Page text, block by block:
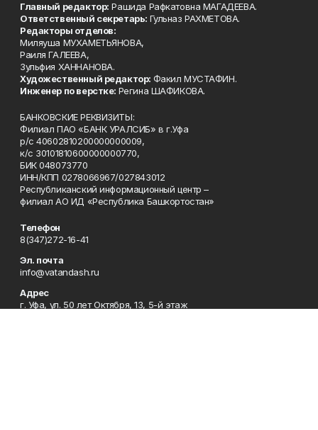
Главный редактор: Рашида Рафкатовна МАГАДЕЕВА.
Ответственный секретарь: Гульназ РАХМЕТОВА.
Редакторы отделов:
Миляуша МУХАМЕТЬЯНОВА,
Раиля ГАЛЕЕВА,
Зульфия ХАННАНОВА.
Художественный редактор: Факил МУСТАФИН.
Инженер по верстке: Регина ШАФИКОВА.
БАНКОВСКИЕ РЕКВИЗИТЫ:
Филиал ПАО «БАНК УРАЛСИБ» в г.Уфа
р/с 40602810200000000009,
к/с 30101810600000000770,
БИК 048073770
ИНН/КПП 0278066967/027843012
Республиканский информационный центр –
филиал АО ИД «Республика Башкортостан»
Телефон
8(347)272-16-41
Эл. почта
info@vatandash.ru
Адрес
г. Уфа, ул. 50 лет Октября, 13, 5-й этаж